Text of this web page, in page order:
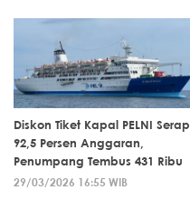
Diskon Tiket Kapal PELNI Serap
92,5 Persen Anggaran,
Penumpang Tembus 431 Ribu
29/03/2026 16:55 WIB